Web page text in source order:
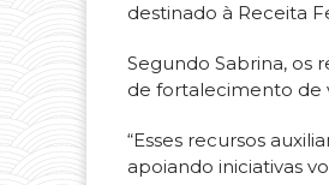
destinado à Receita
Segundo Sabrina, os
de fortalecimento de
“Esses recursos
apoiando iniciativas